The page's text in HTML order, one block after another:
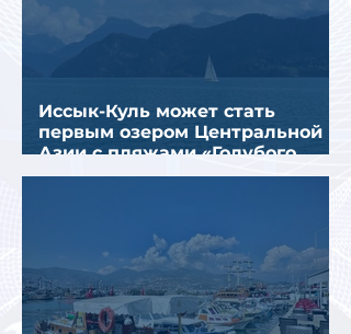
Иссык-Куль может стать
первым озером Центральной
Азии с пляжами «Голубого
флага»